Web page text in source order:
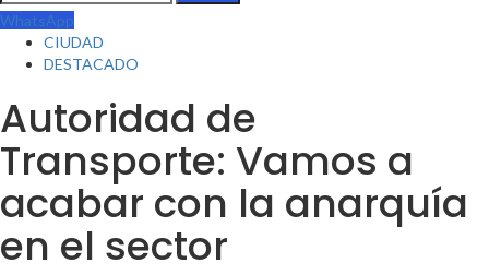
WhatsApp
CIUDAD
DESTACADO
Autoridad de
Transporte: Vamos a
acabar con la anarquía
en el sector